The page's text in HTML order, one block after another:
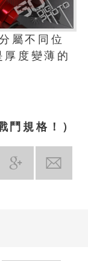
屬不同位
度變薄的
鬥規格！）